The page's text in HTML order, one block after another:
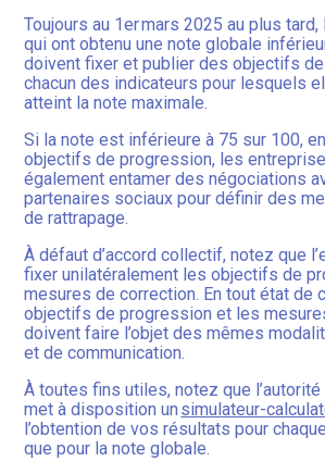
Toujours au 1er mars 2025 au plus
qui ont obtenu une note globale
doivent fixer et publier des objectifs
chacun des indicateurs pour lesquels
atteint la note maximale.
Si la note est inférieure à 75 sur 100,
objectifs de progression, les
également entamer des négociations
partenaires sociaux pour définir des
de rattrapage.
À défaut d’accord collectif, notez que
fixer unilatéralement les objectifs de
mesures de correction. En tout état de
objectifs de progression et les
doivent faire l’objet des mêmes
et de communication.
À toutes fins utiles, notez que
met à disposition un simulateur-
l’obtention de vos résultats pour
que pour la note globale.